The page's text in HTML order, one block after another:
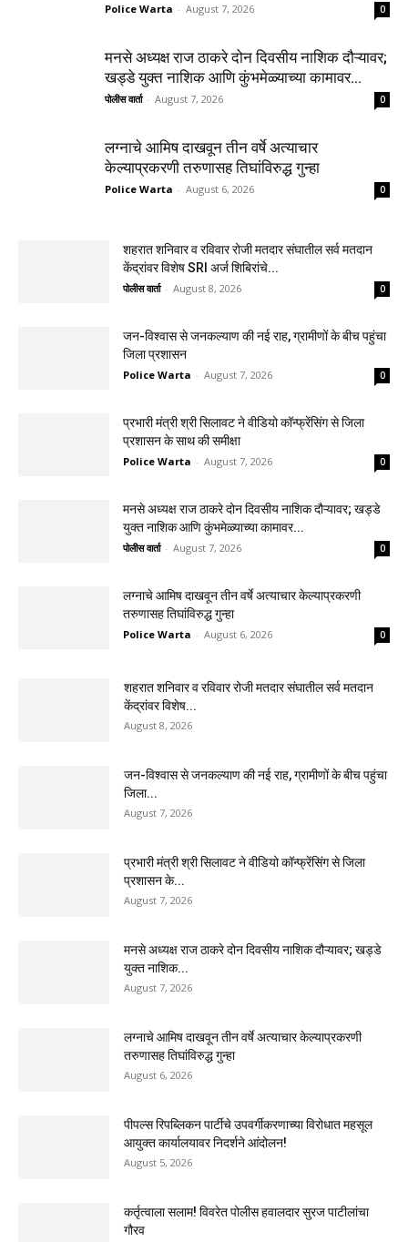
Police Warta - August 7, 2026 0
मनसे अध्यक्ष राज ठाकरे दोन दिवसीय नाशिक दौऱ्यावर;
खड्डे युक्त नाशिक आणि कुंभमेळ्याच्या कामावर...
पोलीस वार्ता - August 7, 2026 0
लग्नाचे आमिष दाखवून तीन वर्षे अत्याचार
केल्याप्रकरणी तरुणासह तिघांविरुद्ध गुन्हा
Police Warta - August 6, 2026 0
शहरात शनिवार व रविवार रोजी मतदार संघातील सर्व मतदान
केंद्रांवर विशेष SRI अर्ज शिबिरांचे...
पोलीस वार्ता - August 8, 2026 0
जन-विश्वास से जनकल्याण की नई राह, ग्रामीणों के बीच पहुंचा
जिला प्रशासन
Police Warta - August 7, 2026 0
प्रभारी मंत्री श्री सिलावट ने वीडियो कॉन्फ्रेंसिंग से जिला
प्रशासन के साथ की समीक्षा
Police Warta - August 7, 2026 0
मनसे अध्यक्ष राज ठाकरे दोन दिवसीय नाशिक दौऱ्यावर; खड्डे
युक्त नाशिक आणि कुंभमेळ्याच्या कामावर...
पोलीस वार्ता - August 7, 2026 0
लग्नाचे आमिष दाखवून तीन वर्षे अत्याचार केल्याप्रकरणी
तरुणासह तिघांविरुद्ध गुन्हा
Police Warta - August 6, 2026 0
शहरात शनिवार व रविवार रोजी मतदार संघातील सर्व मतदान
केंद्रांवर विशेष...
August 8, 2026
जन-विश्वास से जनकल्याण की नई राह, ग्रामीणों के बीच पहुंचा
जिला...
August 7, 2026
प्रभारी मंत्री श्री सिलावट ने वीडियो कॉन्फ्रेंसिंग से जिला
प्रशासन के...
August 7, 2026
मनसे अध्यक्ष राज ठाकरे दोन दिवसीय नाशिक दौऱ्यावर; खड्डे
युक्त नाशिक...
August 7, 2026
लग्नाचे आमिष दाखवून तीन वर्षे अत्याचार केल्याप्रकरणी
तरुणासह तिघांविरुद्ध गुन्हा
August 6, 2026
पीपल्स रिपब्लिकन पार्टीचे उपवर्गीकरणाच्या विरोधात महसूल
आयुक्त कार्यालयावर निदर्शने आंदोलन!
August 5, 2026
कर्तृत्वाला सलाम! विवरेत पोलीस हवालदार सुरज पाटीलांचा
गौरव